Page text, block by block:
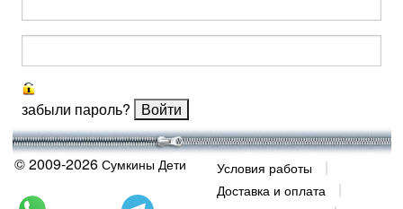
забыли пароль?
© 2009-2026 Сумкины Дети
Условия работы
Доставка и оплата